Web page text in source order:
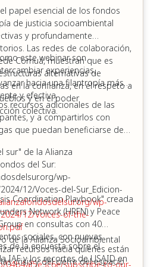
papel esencial de los fondos
de justicia socioambiental
y profundamente
Las redes de colaboración,
Comuá, muestran que es
alternativas de
en la confianza, en el respeto a
y en el poder
colectiva.
este webinar son
experiencias,
hacia una filantropía más
y efectiva.
recursos adicionales de las
y a compartirlos con
que puedan beneficiarse de
sur" de la Alianza
del Sur:
wp-
12/Voces-del-Sur_Edicion-
12/Voices-of-the-
de la Alianza Socioambiental
04b4af5e3c6e/subscribe-to-our-
Coordination Playbook" creada
Network (HRFN) y Peace
en consultas con 40
sociales, con nuevas
recursos hacia quienes están
crisis y del cierre del espacio
de la encuesta sobre el
IAF y los recortes de USAID en